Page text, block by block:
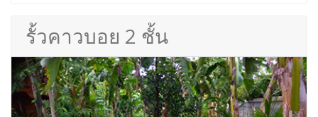
รั้วคาวบอย 2 ชั้น